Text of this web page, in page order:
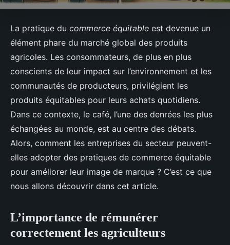
La pratique du commerce équitable est devenue un
élément phare du marché global des produits
agricoles. Les consommateurs, de plus en plus
conscients de leur impact sur l’environnement et les
communautés de producteurs, privilégient les
produits équitables pour leurs achats quotidiens.
Dans ce contexte, le café, l’une des denrées les plus
échangées au monde, est au centre des débats.
Alors, comment les entreprises du secteur peuvent-
elles adopter des pratiques de commerce équitable
pour améliorer leur image de marque ? C’est ce que
nous allons découvrir dans cet article.
L’importance de rémunérer
correctement les agriculteurs